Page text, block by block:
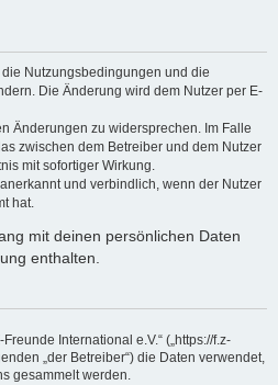
Nutzungsbedingungen und die
Die Änderung wird dem Nutzer per E-
Änderungen zu widersprechen. Im Falle
zwischen dem Betreiber und dem Nutzer
mit sofortiger Wirkung.
und verbindlich, wenn der Nutzer
hat.
mit deinen persönlichen Daten
enthalten.
International e.V.“ („https://f.z-
„der Betreiber“) die Daten verwendet,
gesammelt werden.